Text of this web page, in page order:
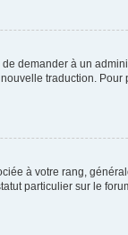
demander à un
traduction. Pour
à votre rang,
particulier sur le